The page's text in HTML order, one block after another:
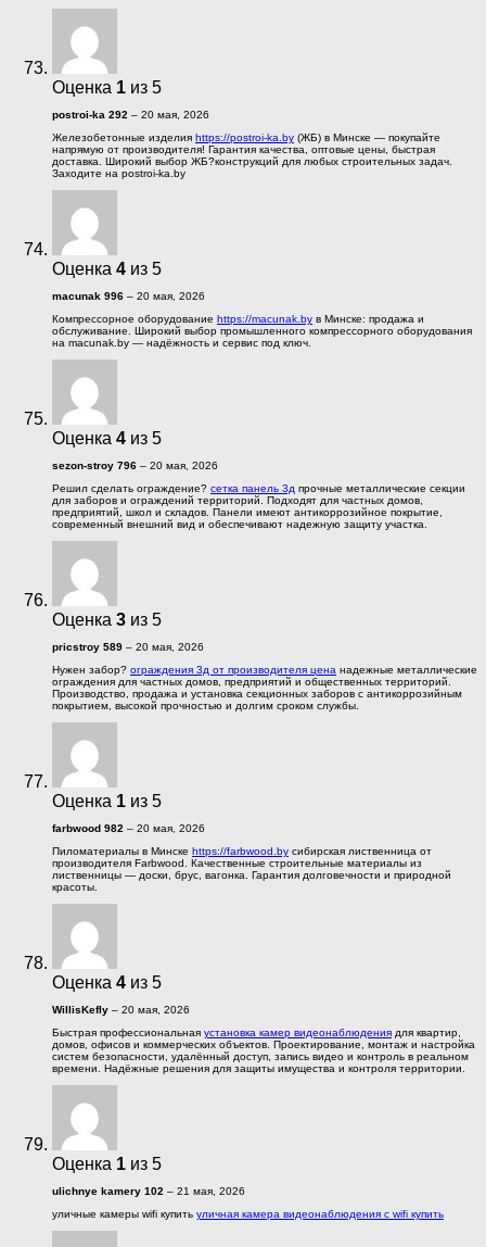
Оценка 1 из 5
postroi-ka 292 – 20 мая, 2026
Железобетонные изделия https://postroi-ka.by (ЖБ) в Минске — покупайте
напрямую от производителя! Гарантия качества, оптовые цены, быстрая
доставка. Широкий выбор ЖБ?конструкций для любых строительных задач.
Заходите на postroi-ka.by
Оценка 4 из 5
macunak 996 – 20 мая, 2026
Компрессорное оборудование https://macunak.by в Минске: продажа и
обслуживание. Широкий выбор промышленного компрессорного оборудования
на macunak.by — надёжность и сервис под ключ.
Оценка 4 из 5
sezon-stroy 796 – 20 мая, 2026
Решил сделать ограждение? сетка панель 3д прочные металлические секции
для заборов и ограждений территорий. Подходят для частных домов,
предприятий, школ и складов. Панели имеют антикоррозийное покрытие,
современный внешний вид и обеспечивают надежную защиту участка.
Оценка 3 из 5
pricstroy 589 – 20 мая, 2026
Нужен забор? ограждения 3д от производителя цена надежные металлические
ограждения для частных домов, предприятий и общественных территорий.
Производство, продажа и установка секционных заборов с антикоррозийным
покрытием, высокой прочностью и долгим сроком службы.
Оценка 1 из 5
farbwood 982 – 20 мая, 2026
Пиломатериалы в Минске https://farbwood.by сибирская лиственница от
производителя Farbwood. Качественные строительные материалы из
лиственницы — доски, брус, вагонка. Гарантия долговечности и природной
красоты.
Оценка 4 из 5
WillisKefly – 20 мая, 2026
Быстрая профессиональная установка камер видеонаблюдения для квартир,
домов, офисов и коммерческих объектов. Проектирование, монтаж и настройка
систем безопасности, удалённый доступ, запись видео и контроль в реальном
времени. Надёжные решения для защиты имущества и контроля территории.
Оценка 1 из 5
ulichnye kamery 102 – 21 мая, 2026
уличные камеры wifi купить уличная камера видеонаблюдения с wifi купить